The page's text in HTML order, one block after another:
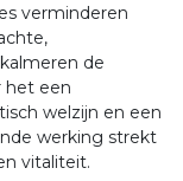
verminderen
de
het een
welzijn en een
werking strekt
vitaliteit.